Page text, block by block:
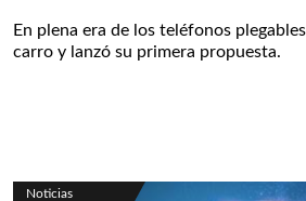
En plena era de los teléfonos
carro y lanzó su primera propuesta.
Noticias